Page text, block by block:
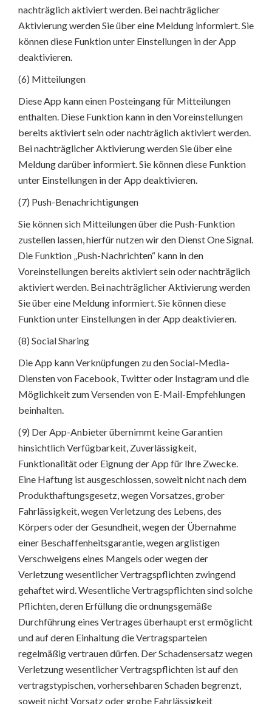
nachträglich aktiviert werden. Bei nachträglicher
Aktivierung werden Sie über eine Meldung informiert. Sie
können diese Funktion unter Einstellungen in der App
deaktivieren.
(6) Mitteilungen
Diese App kann einen Posteingang für Mitteilungen
enthalten. Diese Funktion kann in den Voreinstellungen
bereits aktiviert sein oder nachträglich aktiviert werden.
Bei nachträglicher Aktivierung werden Sie über eine
Meldung darüber informiert. Sie können diese Funktion
unter Einstellungen in der App deaktivieren.
(7) Push-Benachrichtigungen
Sie können sich Mitteilungen über die Push-Funktion
zustellen lassen, hierfür nutzen wir den Dienst One Signal.
Die Funktion „Push-Nachrichten“ kann in den
Voreinstellungen bereits aktiviert sein oder nachträglich
aktiviert werden. Bei nachträglicher Aktivierung werden
Sie über eine Meldung informiert. Sie können diese
Funktion unter Einstellungen in der App deaktivieren.
(8) Social Sharing
Die App kann Verknüpfungen zu den Social-Media-
Diensten von Facebook, Twitter oder Instagram und die
Möglichkeit zum Versenden von E-Mail-Empfehlungen
beinhalten.
(9) Der App-Anbieter übernimmt keine Garantien
hinsichtlich Verfügbarkeit, Zuverlässigkeit,
Funktionalität oder Eignung der App für Ihre Zwecke.
Eine Haftung ist ausgeschlossen, soweit nicht nach dem
Produkthaftungsgesetz, wegen Vorsatzes, grober
Fahrlässigkeit, wegen Verletzung des Lebens, des
Körpers oder der Gesundheit, wegen der Übernahme
einer Beschaffenheitsgarantie, wegen arglistigen
Verschweigens eines Mangels oder wegen der
Verletzung wesentlicher Vertragspflichten zwingend
gehaftet wird. Wesentliche Vertragspflichten sind solche
Pflichten, deren Erfüllung die ordnungsgemäße
Durchführung eines Vertrages überhaupt erst ermöglicht
und auf deren Einhaltung die Vertragsparteien
regelmäßig vertrauen dürfen. Der Schadensersatz wegen
Verletzung wesentlicher Vertragspflichten ist auf den
vertragstypischen, vorhersehbaren Schaden begrenzt,
soweit nicht Vorsatz oder grobe Fahrlässigkeit